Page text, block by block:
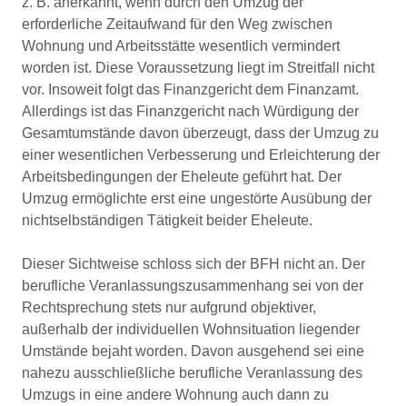
erforderliche Zeitaufwand für den Weg zwischen
Wohnung und Arbeitsstätte wesentlich vermindert
worden ist. Diese Voraussetzung liegt im Streitfall nicht
vor. Insoweit folgt das Finanzgericht dem Finanzamt.
Allerdings ist das Finanzgericht nach Würdigung der
Gesamtumstände davon überzeugt, dass der Umzug zu
einer wesentlichen Verbesserung und Erleichterung der
Arbeitsbedingungen der Eheleute geführt hat. Der
Umzug ermöglichte erst eine ungestörte Ausübung der
nichtselbständigen Tätigkeit beider Eheleute.
Dieser Sichtweise schloss sich der BFH nicht an. Der
berufliche Veranlassungszusammenhang sei von der
Rechtsprechung stets nur aufgrund objektiver,
außerhalb der individuellen Wohnsituation liegender
Umstände bejaht worden. Davon ausgehend sei eine
nahezu ausschließliche berufliche Veranlassung des
Umzugs in eine andere Wohnung auch dann zu